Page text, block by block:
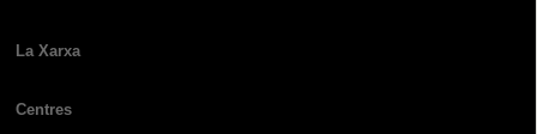
La Xarxa
Centres